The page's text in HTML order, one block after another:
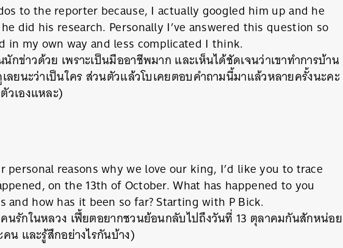
to the reporter because, I actually googled him up and he
did his research. Personally I’ve answered this question so
in my own way and less complicated I think.
ข่าวด้วย เพราะเป็นมืออาชีพมาก และเห็นได้ชัดเจนว่าเขาทำการบ้าน
ลยนะว่าเป็นใคร ส่วนตัวแล้วโบเคยตอบคำถามนี้มาแล้วหลายครั้งนะคะ
วเองแหละ)
personal reasons why we love our king, I’d like you to trace
on the 13th of October. What has happened to you
and how has it been so far? Starting with P Bick.
นรักในหลวง เฟี้ยตอยากชวนย้อนกลับไปถึงวันที่ 13 ตุลาคมกันสักหน่อย
น และรู้สึกอย่างไรกันบ้าง)